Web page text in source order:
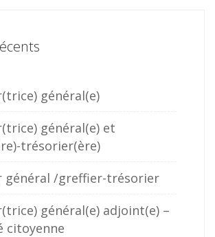
général(e)
général(e) et
trésorier(ère)
général /greffier-trésorier
général(e) adjoint(e) –
citoyenne